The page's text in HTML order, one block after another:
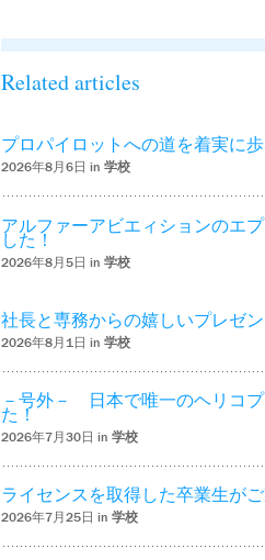
Related articles
プロパイロットへの道を着実に
2026年8月6日 in 学校
アルファーアビエィションのエ
した！
2026年8月5日 in 学校
社長と専務からの嬉しいプレゼン
2026年8月1日 in 学校
－号外－ 日本で唯一のヘリコ
た！
2026年7月30日 in 学校
ライセンスを取得した卒業生が
2026年7月25日 in 学校